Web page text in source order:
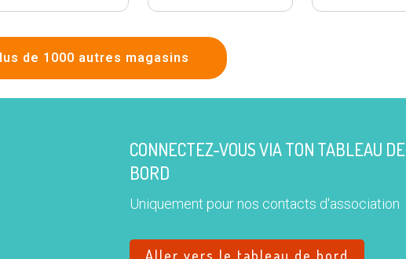
de 1000 autres magasins
CONNECTEZ-VOUS VIA TON TABLEAU DE
BORD
Uniquement pour nos contacts d'association
Aller vers le tableau de bord